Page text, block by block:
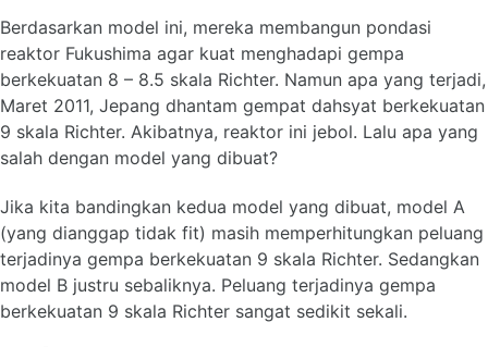
Berdasarkan model ini, mereka membangun pondasi
reaktor Fukushima agar kuat menghadapi gempa
berkekuatan 8 – 8.5 skala Richter. Namun apa yang terjadi,
Maret 2011, Jepang dhantam gempat dahsyat berkekuatan
9 skala Richter. Akibatnya, reaktor ini jebol. Lalu apa yang
salah dengan model yang dibuat?
Jika kita bandingkan kedua model yang dibuat, model A
(yang dianggap tidak fit) masih memperhitungkan peluang
terjadinya gempa berkekuatan 9 skala Richter. Sedangkan
model B justru sebaliknya. Peluang terjadinya gempa
berkekuatan 9 skala Richter sangat sedikit sekali.